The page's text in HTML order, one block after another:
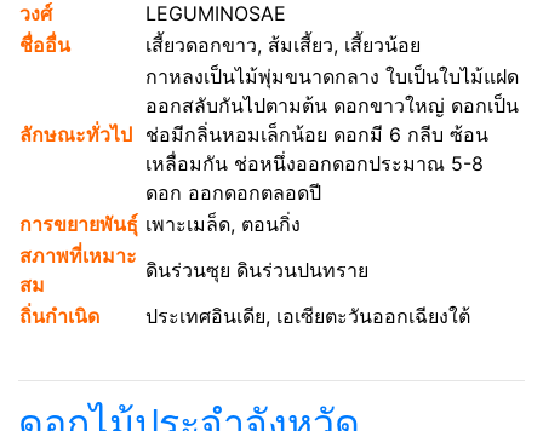
วงศ์
LEGUMINOSAE
ชื่ออื่น
เสี้ยวดอกขาว, ส้มเสี้ยว, เสี้ยวน้อย
ลักษณะทั่วไป
กาหลงเป็นไม้พุ่มขนาดกลาง ใบเป็นใบไม้แฝด
ออกสลับกันไปตามต้น ดอกขาวใหญ่ ดอกเป็น
ช่อมีกลิ่นหอมเล็กน้อย ดอกมี 6 กลีบ ซ้อน
เหลื่อมกัน ช่อหนึ่งออกดอกประมาณ 5-8
ดอก ออกดอกตลอดปี
การขยายพันธุ์ เพาะเมล็ด, ตอนกิ่ง
สภาพที่เหมาะ
สม
ดินร่วนซุย ดินร่วนปนทราย
ถิ่นกำเนิด
ประเทศอินเดีย, เอเซียตะวันออกเฉียงใต้